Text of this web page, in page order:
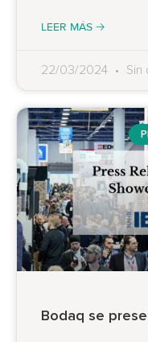
LEER MÁS 🡢
22/03/2024 Sin
Bodaq se